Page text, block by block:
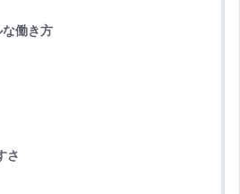
働き方
さ